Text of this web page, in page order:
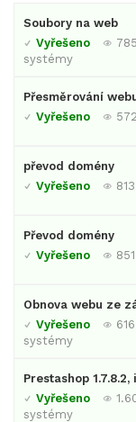
Soubory na web
Vyřešeno
systémy
Přesměrování
Vyřešeno
převod domény
Vyřešeno
Převod domény
Vyřešeno
Obnova webu ze
Vyřešeno
systémy
Prestashop
Vyřešeno
systémy